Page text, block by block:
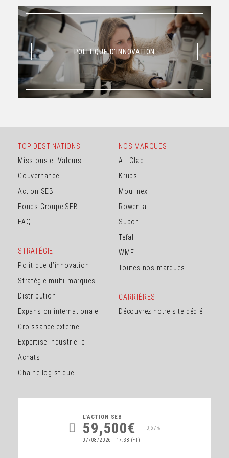
POLITIQUE D'INNOVATION
POLITIQUE D'INNOVATION
TOP DESTINATIONS
Missions et Valeurs
Gouvernance
Action SEB
Fonds Groupe SEB
FAQ
STRATÉGIE
Politique d’innovation
Stratégie multi-marques
Distribution
Expansion internationale
Croissance externe
Expertise industrielle
Achats
Chaine logistique
NOS MARQUES
All-Clad
Krups
Moulinex
Rowenta
Supor
Tefal
WMF
Toutes nos marques
CARRIÈRES
Découvrez notre site dédié
L’ACTION SEB
59,500€
07/08/2026 - 17:38 (FT)
-0,67%